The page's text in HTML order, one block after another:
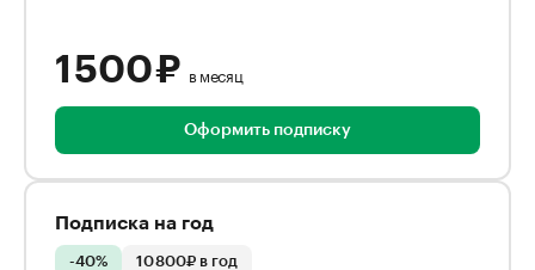
1 500 ₽ в месяц
Оформить подписку
Подписка на год
-40% 10 800₽ в год